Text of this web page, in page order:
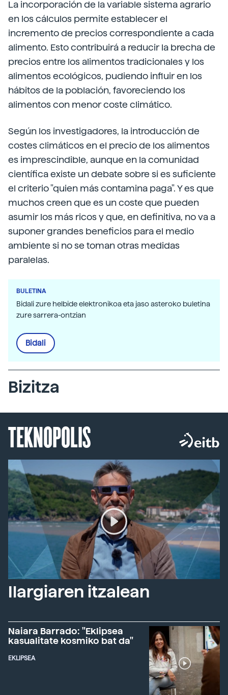
La incorporación de la variable sistema agrario
en los cálculos permite establecer el
incremento de precios correspondiente a cada
alimento. Esto contribuirá a reducir la brecha de
precios entre los alimentos tradicionales y los
alimentos ecológicos, pudiendo influir en los
hábitos de la población, favoreciendo los
alimentos con menor coste climático.
Según los investigadores, la introducción de
costes climáticos en el precio de los alimentos
es imprescindible, aunque en la comunidad
científica existe un debate sobre si es suficiente
el criterio "quien más contamina paga". Y es que
muchos creen que es un coste que pueden
asumir los más ricos y que, en definitiva, no va a
suponer grandes beneficios para el medio
ambiente si no se toman otras medidas
paralelas.
BULETINA
Bidali zure helbide elektronikoa eta jaso asteroko buletina
zure sarrera-ontzian
Bidali
Bizitza
TEKNOPOLIS
Ilargiaren itzalean
Naiara Barrado: "Eklipsea
kasualitate kosmiko bat da"
EKLIPSEA